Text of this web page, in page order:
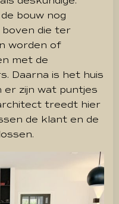
bouw nog
boven die ter
worden of
met de
Daarna is het huis
er zijn wat puntjes
treedt hier
de klant en de